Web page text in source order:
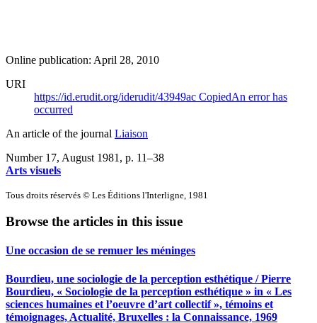
Online publication: April 28, 2010
URI
https://id.erudit.org/iderudit/43949ac CopiedAn error has
occurred
An article of the journal Liaison
Number 17, August 1981 , p. 11–38
Arts visuels
Tous droits réservés © Les Éditions l'Interligne, 1981
Browse the articles in this issue
Une occasion de se remuer les méninges
Bourdieu, une sociologie de la perception esthétique / Pierre
Bourdieu, « Sociologie de la perception esthétique » in « Les
sciences humaines et l’oeuvre d’art collectif », témoins et
témoignages, Actualité, Bruxelles : la Connaissance, 1969